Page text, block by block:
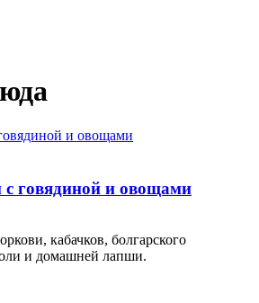
говядиной и овощами
кабачков, болгарского
и домашней лапши.